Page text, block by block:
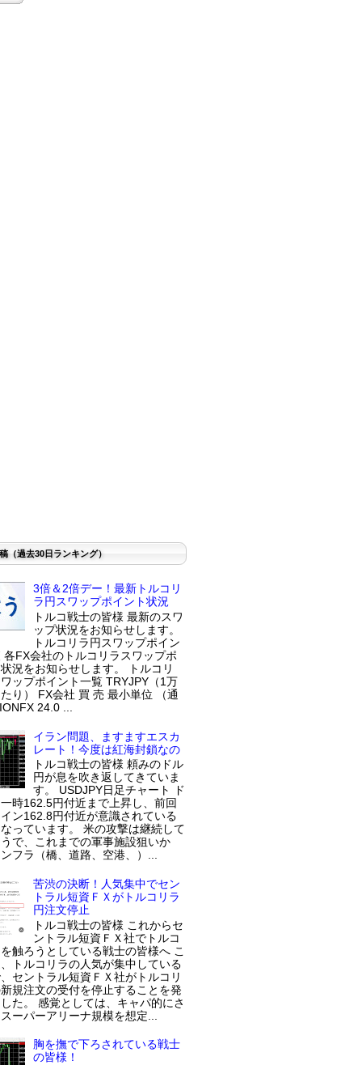
（過去30日ランキング）
3倍＆2倍デー！最新トルコリ
ラ円スワップポイント状況
トルコ戦士の皆様 最新のスワ
ップ状況をお知らせします。
トルコリラ円スワップポイン
各FX会社のトルコリラスワップポ
況をお知らせします。 トルコリ
ップポイント一覧 TRYJPY（1万
り） FX会社 買 売 最小単位 （通
24.0 ...
イラン問題、ますますエスカ
レート！今度は紅海封鎖なの
トルコ戦士の皆様 頼みのドル
円が息を吹き返してきていま
す。 USDJPY日足チャート ド
時162.5円付近まで上昇し、前回
ン162.8円付近が意識されている
っています。 米の攻撃は継続して
で、これまでの軍事施設狙いか
フラ（橋、道路、空港、）...
苦渋の決断！人気集中でセン
トラル短資ＦＸがトルコリラ
円注文停止
トルコ戦士の皆様 これからセ
ントラル短資ＦＸ社でトルコ
触ろうとしている戦士の皆様へ こ
トルコリラの人気が集中している
セントラル短資ＦＸ社がトルコリ
規注文の受付を停止することを発
た。 感覚としては、キャパ的にさ
ーパーアリーナ規模を想定...
胸を撫で下ろされている戦士
の皆様！